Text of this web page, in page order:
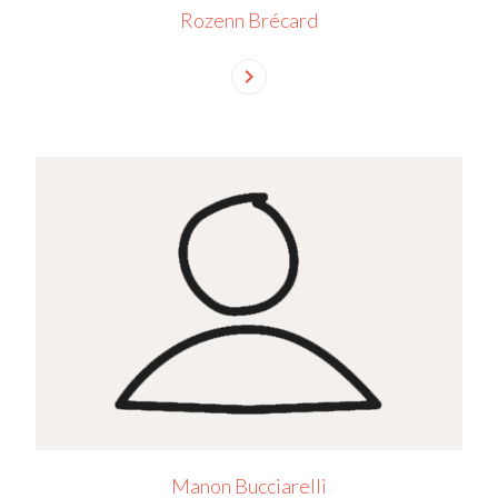
Rozenn Brécard
chevron_right
Manon Bucciarelli